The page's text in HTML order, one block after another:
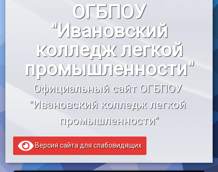
«Профессионалы»
«Профессионалитет»
Образовательный кредит
ОГБПОУ
"Ивановский
колледж легкой
промышленности"
Официальный сайт ОГБПОУ
"Ивановский колледж легкой
промышленности"
Версия сайта для слабовидящих